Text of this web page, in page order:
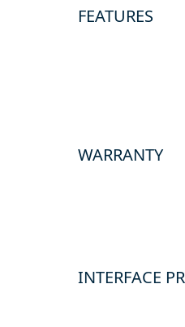
FEATURES
WARRANTY
INTERFACE